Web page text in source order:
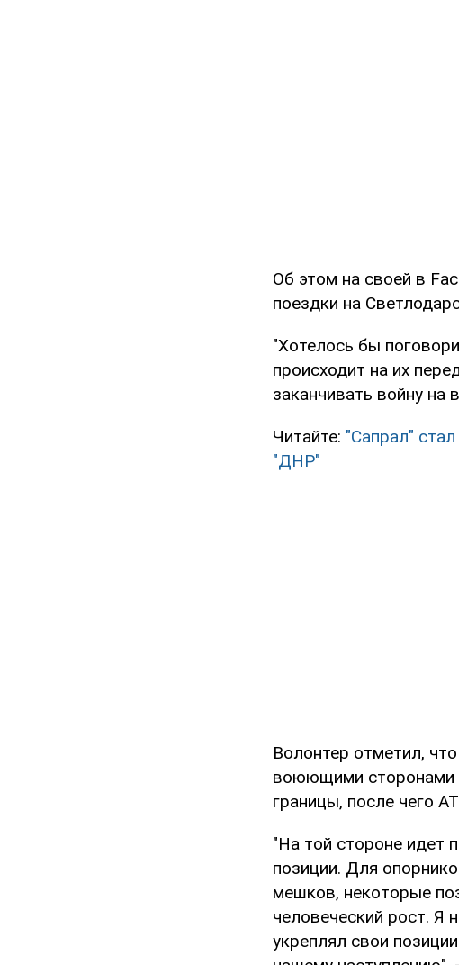
Об этом на своей в
поездки на
"Хотелось бы
происходит на их
заканчивать войну на
Читайте: "Сапрал"
"ДНР"
Волонтер отметил,
воюющими сторонами
границы, после чего
"На той стороне идет
позиции. Для
мешков, некоторые
человеческий рост. Я
укреплял свои